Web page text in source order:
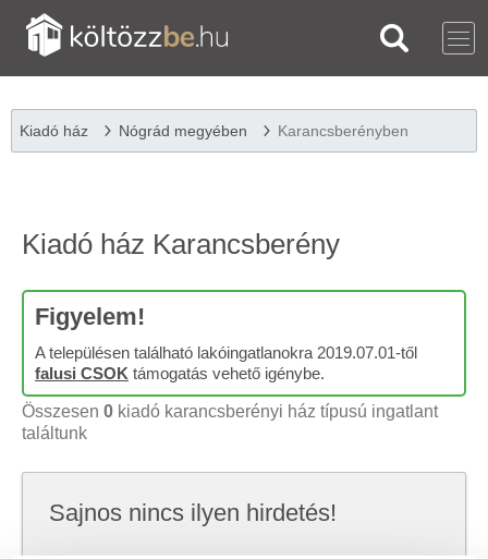
Kiadó ház Nógrád megyében Karancsberényben
Kiadó ház Karancsberény
Figyelem!
A településen található lakóingatlanokra 2019.07.01-től
falusi CSOK támogatás vehető igénybe.
Összesen 0 kiadó karancsberényi ház típusú ingatlant
találtunk
Sajnos nincs ilyen hirdetés!